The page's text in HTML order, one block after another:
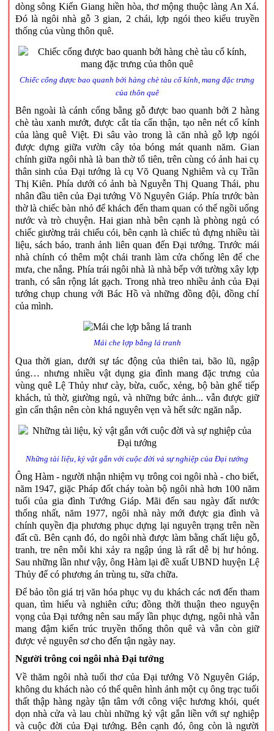
dòng sông Kiến Giang hiền hòa, thơ mộng thuộc làng An Xá.
Đó là ngôi nhà gỗ 3 gian, 2 chái, lợp ngói theo kiểu truyền
thống của vùng thôn quê.
Chiếc cổng được bao quanh bởi hàng chè tàu cổ kính, mang đặc trưng
của thôn quê
Bên ngoài là cánh cổng bằng gỗ được bao quanh bởi 2 hàng
chè tàu xanh mướt, được cắt tỉa cẩn thận, tạo nên nét cổ kính
của làng quê Việt. Đi sâu vào trong là căn nhà gỗ lợp ngói
được dựng giữa vườn cây tỏa bóng mát quanh năm. Gian
chính giữa ngôi nhà là ban thờ tổ tiên, trên cùng có ảnh hai cụ
thân sinh của Đại tướng là cụ Võ Quang Nghiêm và cụ Trần
Thị Kiên. Phía dưới có ảnh bà Nguyễn Thị Quang Thái, phu
nhân đầu tiên của Đại tướng Võ Nguyên Giáp. Phía trước bàn
thờ là chiếc bàn nhỏ để khách đến tham quan có thể ngồi uống
nước và trò chuyện. Hai gian nhà bên cạnh là phòng ngủ có
chiếc giường trải chiếu cói, bên cạnh là chiếc tủ đựng nhiều tài
liệu, sách báo, tranh ảnh liên quan đến Đại tướng. Trước mái
nhà chính có thêm một chái tranh làm cửa chống lên để che
mưa, che nắng. Phía trái ngôi nhà là nhà bếp với tường xây lợp
tranh, có sân rộng lát gạch. Trong nhà treo nhiều ảnh của Đại
tướng chụp chung với Bác Hồ và những đồng đội, đồng chí
của mình.
Mái che lợp bằng lá tranh
Qua thời gian, dưới sự tác động của thiên tai, bão lũ, ngập
úng… nhưng nhiều vật dụng gia đình mang đặc trưng của
vùng quê Lệ Thủy như cày, bừa, cuốc, xẻng, bộ bàn ghế tiếp
khách, tủ thờ, giường ngủ, và những bức ảnh... vẫn được giữ
gìn cẩn thận nên còn khá nguyên vẹn và hết sức ngăn nắp.
Những tài liệu, kỷ vật gắn với cuộc đời và sự nghiệp của Đại tướng
Ông Hàm - người nhận nhiệm vụ trông coi ngôi nhà - cho biết,
năm 1947, giặc Pháp đốt cháy toàn bộ ngôi nhà hơn 100 năm
tuổi của gia đình Tướng Giáp. Mãi đến sau ngày đất nước
thống nhất, năm 1977, ngôi nhà này mới được gia đình và
chính quyền địa phương phục dựng lại nguyên trạng trên nền
đất cũ. Bên cạnh đó, do ngôi nhà được làm bằng chất liệu gỗ,
tranh, tre nên mỗi khi xảy ra ngập úng là rất dễ bị hư hỏng.
Sau những lần như vậy, ông Hàm lại đề xuất UBND huyện Lệ
Thủy để có phương án trùng tu, sữa chữa.
Để bảo tồn giá trị văn hóa phục vụ du khách các nơi đến tham
quan, tìm hiểu và nghiên cứu; đồng thời thuận theo nguyện
vọng của Đại tướng nên sau mấy lần phục dựng, ngôi nhà vẫn
mang đậm kiến trúc truyền thống thôn quê và vẫn còn giữ
được vẻ nguyên sơ cho đến tận ngày nay.
Người trông coi ngôi nhà Đại tướng
Về thăm ngôi nhà tuổi thơ của Đại tướng Võ Nguyên Giáp,
không du khách nào có thể quên hình ảnh một cụ ông trạc tuổi
thất thập hàng ngày tận tâm với công việc hương khói, quét
dọn nhà cửa và lau chùi những kỷ vật gắn liền với sự nghiệp
và cuộc đời của Đại tướng. Bên cạnh đó, ông còn là người